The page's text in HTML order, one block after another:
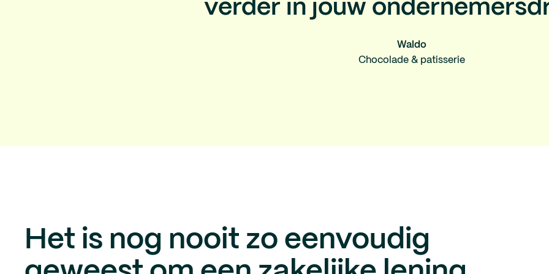
verder in jouw
Waldo
Chocolade & patisserie
Het is nog nooit zo eenvoudig